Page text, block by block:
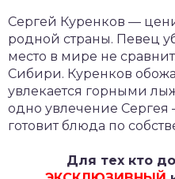
Сергей Куренков —
родной страны. Певец
место в мире не
Сибири. Куренков
увлекается горными
одно увлечение
готовит блюда по
Для тех кто